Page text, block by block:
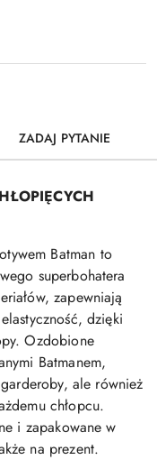
ZADAJ PYTANIE
Batman to
superbohatera
zapewniają
dzięki
Ozdobione
Batmanem,
ale również
chłopcu.
i zapakowane w
na prezent.